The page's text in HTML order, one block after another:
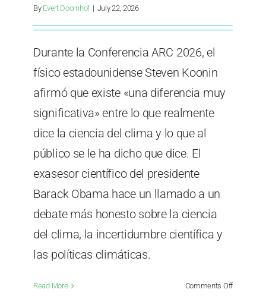
By Evert Doornhof | July 22, 2026
Durante la Conferencia ARC 2026, el
físico estadounidense Steven Koonin
afirmó que existe «una diferencia muy
significativa» entre lo que realmente
dice la ciencia del clima y lo que al
público se le ha dicho que dice. El
exasesor científico del presidente
Barack Obama hace un llamado a un
debate más honesto sobre la ciencia
del clima, la incertidumbre científica y
las políticas climáticas.
Read More Comments Offon